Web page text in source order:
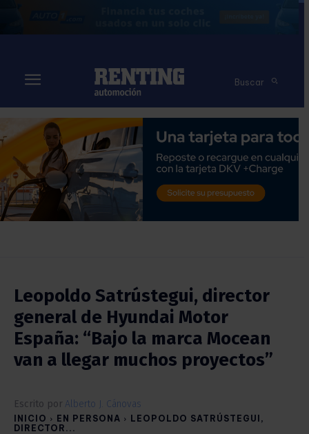
Buscar
Leopoldo Satrústegui, director
general de Hyundai Motor
España: “Bajo la marca Mocean
van a llegar muchos proyectos”
Escrito por Alberto J. Cánovas
INICIO EN PERSONA
LEOPOLDO SATRÚSTEGUI,
DIRECTOR...